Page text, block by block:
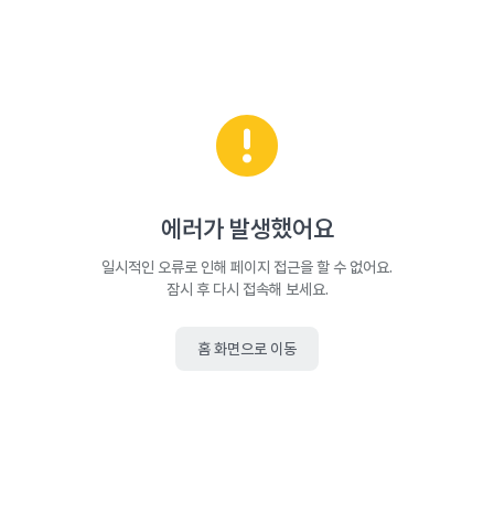
에러가 발생했어요
일시적인 오류로 인해 페이지 접근을 할 수 없어요.
잠시 후 다시 접속해 보세요.
홈 화면으로 이동